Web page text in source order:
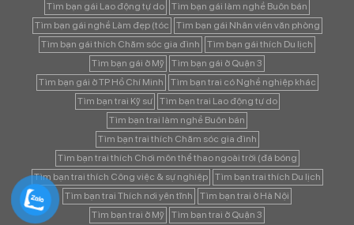
Tìm bạn gái Lao động tự do
Tìm bạn gái làm nghề Buôn bán
Tìm bạn gái nghề Làm đẹp (tóc
Tìm bạn gái Nhân viên văn phòng
Tìm bạn gái thích Chăm sóc gia đình
Tìm bạn gái thích Du lịch
Tìm bạn gái ở Mỹ
Tìm bạn gái ở Quận 3
Tìm bạn gái ở TP Hồ Chí Minh
Tìm bạn trai có Nghề nghiệp khác
Tìm bạn trai Kỹ sư
Tìm bạn trai Lao động tự do
Tìm bạn trai làm nghề Buôn bán
Tìm bạn trai thích Chăm sóc gia đình
Tìm bạn trai thích Chơi môn thể thao ngoài trời (đá bóng
Tìm bạn trai thích Công việc & sự nghiệp
Tìm bạn trai thích Du lịch
Tìm bạn trai Thích nơi yên tĩnh
Tìm bạn trai ở Hà Nội
Tìm bạn trai ở Mỹ
Tìm bạn trai ở Quận 3